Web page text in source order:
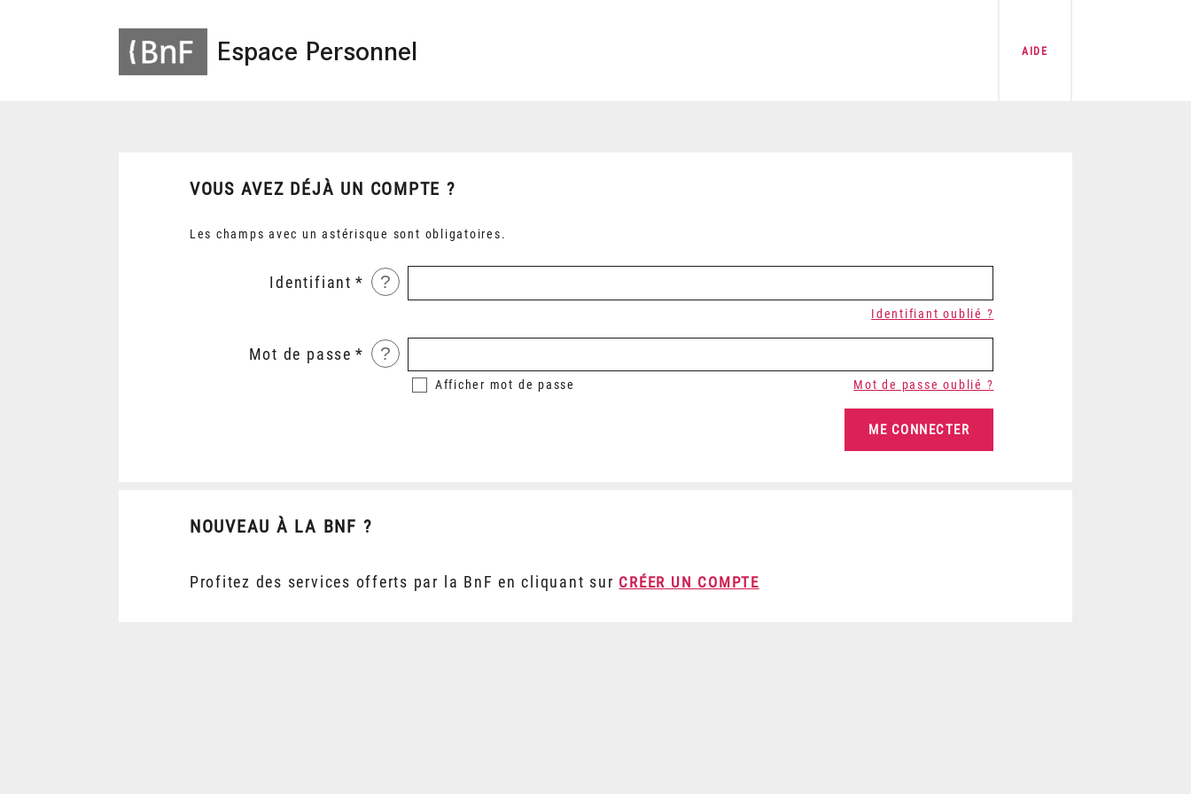
Espace Personnel AIDE
VOUS AVEZ DÉJÀ UN COMPTE ?
Les champs avec un astérisque sont obligatoires.
Identifiant ?
Identifiant oublié ?
Mot de passe ?
Afficher mot de passe Mot de passe oublié ?
NOUVEAU À LA BNF ?
Profitez des services offerts par la BnF en cliquant sur CRÉER UN COMPTE